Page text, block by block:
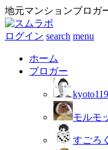
地元マンションブロガ
ログイン search menu
ホーム
ブロガー
モルモ
すごろ